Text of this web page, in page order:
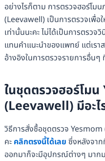
อย่างไรก็ตาม การตรวจฮอร์โม
(Leevawell) เป็นการตรวจเพื่อ
เท่านั้นนะคะ ไม่ได้เป็นการตรวจ
แทนคำแนะนำของแพทย์ แต่เร
อ้างอิงในการตรวจรายการอื่นๆ
ในชุดตรวจฮอร์โม
(Leevawell) มีอะไ
วิธีการสั่งซื้อชุดตรวจ
คะ คลิกตรงนี้ได้เลย ซึ่งหลังจาก
ออกมาก็จะมีอุปกรณ์ต่างๆ มาก